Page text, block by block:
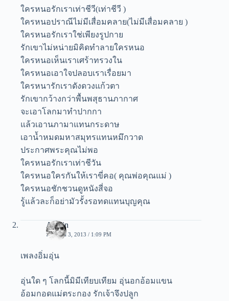
ใครหนอรักเราเท่าชีวี(เท่าชีวี )
ใครหนอปราณีไม่มีเสื่อมคลาย(ไม่มีเสื่อมคลาย )
ใครหนอรักเราใช่เพียงรูปกาย
รักเขาไม่หน่ายมิคิดทำลายใครหนอ
ใครหนอเห็นเราเศร้าทรวงใน
ใครหนอเอาใจปลอบเราเรื่อยมา
ใครหนารักเราดังดวงแก้วตา
รักเขากว้างกว่าพื้นพสุธานภากาศ
จะเอาโลกมาทำปากกา
แล้วเอานภามาแทนกระดาษ
เอาน้ำหมดมหาสมุทรแทนหมึกวาด
ประกาศพระคุณไม่พอ
ใครหนอรักเราเท่าชีวัน
ใครหนอใครกันให้เราขี่คอ( คุณพ่อคุณแม่ )
ใครหนอชักชวนดูหนังสี่จอ
รู้แล้วละก็อย่ามัวรั้งรอทดแทนบุญคุณ
Admin
มกราคม 3, 2013 / 1:09 PM
เพลงอิ่มอุ่น
อุ่นใด ๆ โลกนี้มิมีเทียบเทียม อุ่นอกอ้อมแขน
อ้อมกอดแม่ตระกอง รักเจ้าจึงปลูก